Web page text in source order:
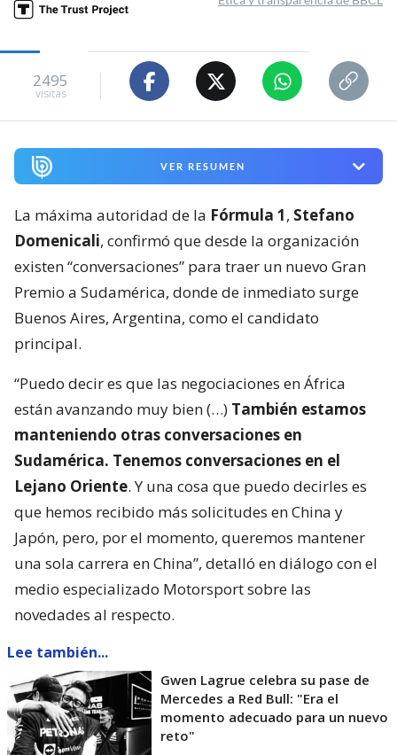
2495
visitas
VER RESUMEN
La máxima autoridad de la Fórmula 1, Stefano
Domenicali, confirmó que desde la organización
existen “conversaciones” para traer un nuevo Gran
Premio a Sudamérica, donde de inmediato surge
Buenos Aires, Argentina, como el candidato
principal.
“Puedo decir es que las negociaciones en África
están avanzando muy bien (…) También estamos
manteniendo otras conversaciones en
Sudamérica. Tenemos conversaciones en el
Lejano Oriente. Y una cosa que puedo decirles es
que hemos recibido más solicitudes en China y
Japón, pero, por el momento, queremos mantener
una sola carrera en China”, detalló en diálogo con el
medio especializado Motorsport sobre las
novedades al respecto.
Lee también...
Gwen Lagrue celebra su pase de
Mercedes a Red Bull: "Era el
momento adecuado para un nuevo
reto"